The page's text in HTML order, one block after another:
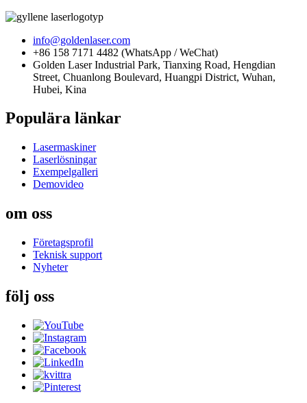
info@goldenlaser.com
+86 158 7171 4482 (WhatsApp / WeChat)
Golden Laser Industrial Park, Tianxing Road, Hengdian
Street, Chuanlong Boulevard, Huangpi District, Wuhan,
Hubei, Kina
Populära länkar
Lasermaskiner
Laserlösningar
Exempelgalleri
Demovideo
om oss
Företagsprofil
Teknisk support
Nyheter
följ oss